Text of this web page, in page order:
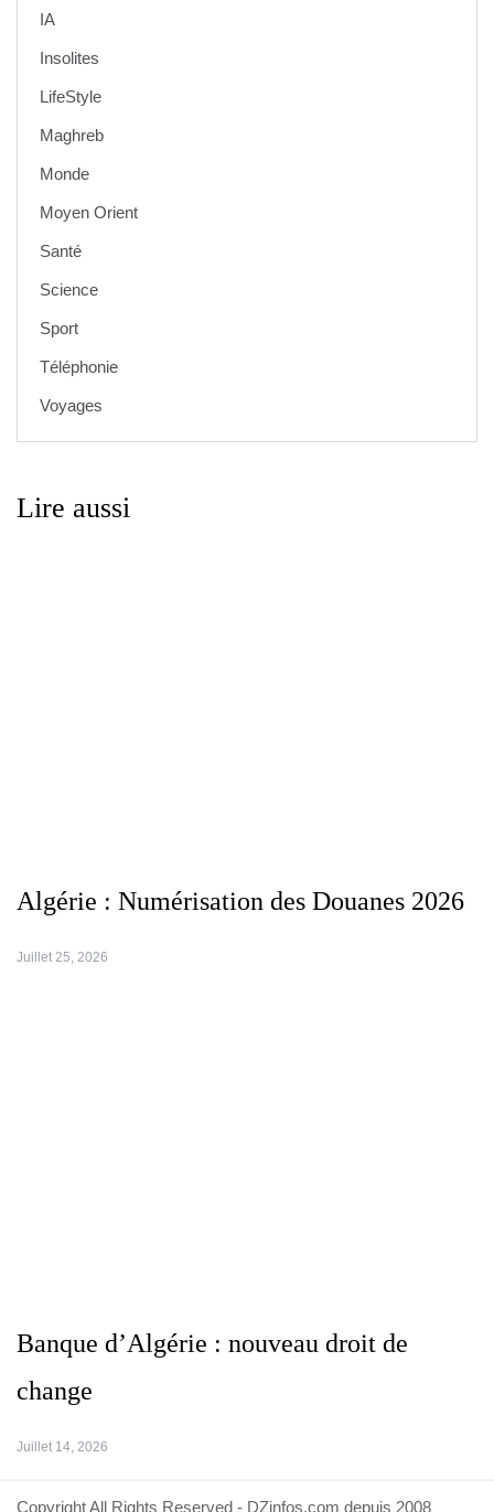
IA
Insolites
LifeStyle
Maghreb
Monde
Moyen Orient
Santé
Science
Sport
Téléphonie
Voyages
Lire aussi
Algérie : Numérisation des Douanes 2026
Juillet 25, 2026
Banque d’Algérie : nouveau droit de
change
Juillet 14, 2026
Copyright All Rights Reserved - DZinfos.com depuis 2008